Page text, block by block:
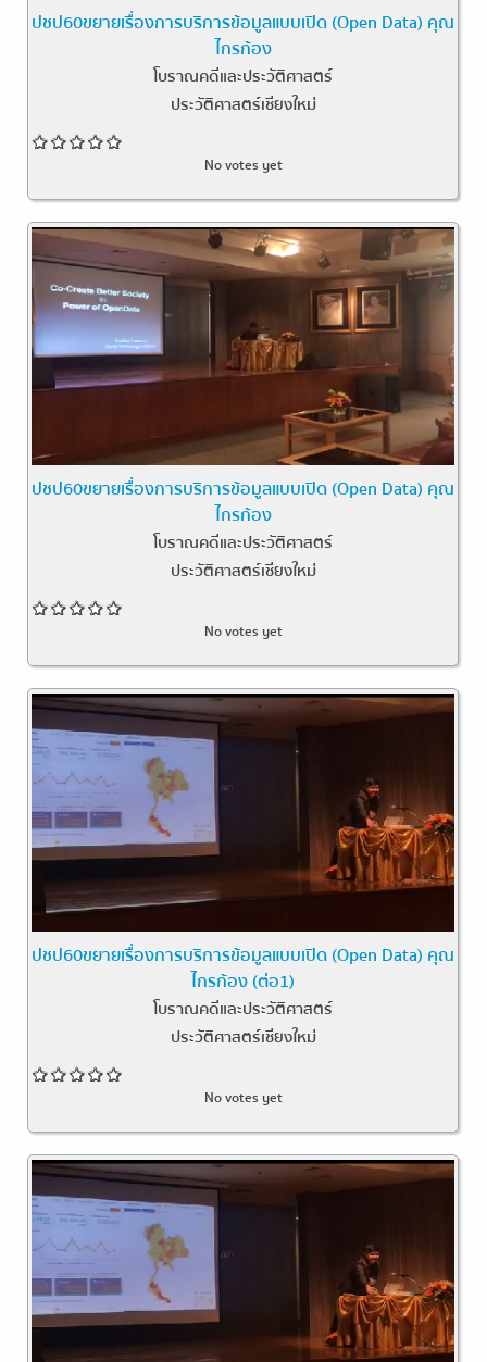
ปชป60ขยายเรื่องการบริการข้อมูลแบบเปิด (Open Data) คุณ
ไกรก้อง
โบราณคดีและประวัติศาสตร์
ประวัติศาสตร์เชียงใหม่
No votes yet
ปชป60ขยายเรื่องการบริการข้อมูลแบบเปิด (Open Data) คุณ
ไกรก้อง
โบราณคดีและประวัติศาสตร์
ประวัติศาสตร์เชียงใหม่
No votes yet
ปชป60ขยายเรื่องการบริการข้อมูลแบบเปิด (Open Data) คุณ
ไกรก้อง (ต่อ1)
โบราณคดีและประวัติศาสตร์
ประวัติศาสตร์เชียงใหม่
No votes yet